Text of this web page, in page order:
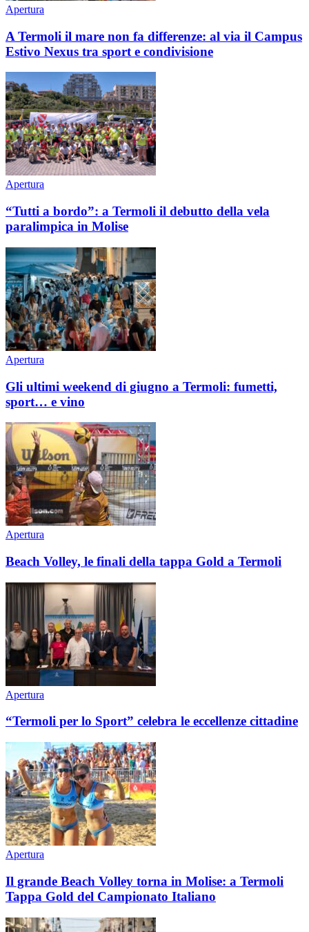
Apertura
A Termoli il mare non fa differenze: al via il Campus
Estivo Nexus tra sport e condivisione
Apertura
“Tutti a bordo”: a Termoli il debutto della vela
paralimpica in Molise
Apertura
Gli ultimi weekend di giugno a Termoli: fumetti,
sport… e vino
Apertura
Beach Volley, le finali della tappa Gold a Termoli
Apertura
“Termoli per lo Sport” celebra le eccellenze cittadine
Apertura
Il grande Beach Volley torna in Molise: a Termoli
Tappa Gold del Campionato Italiano